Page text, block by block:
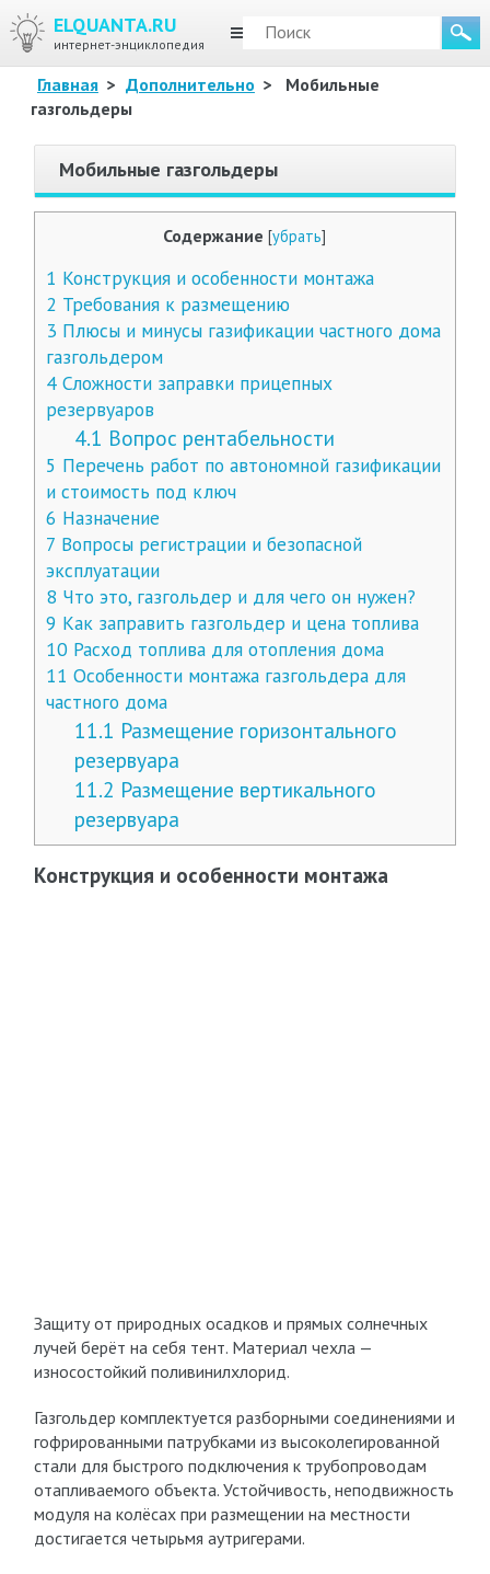
ELQUANTA.RU
интернет-энциклопедия
МЕНЮ
Главная > Дополнительно >
Мобильные
газгольдеры
Мобильные газгольдеры
Содержание [убрать]
1 Конструкция и особенности монтажа
2 Требования к размещению
3 Плюсы и минусы газификации частного дома
газгольдером
4Сложности заправки прицепных
резервуаров
4.1 Вопрос рентабельности
5 Перечень работ по автономной газификации
и стоимость под ключ
6 Назначение
7 Вопросы регистрации и безопасной
эксплуатации
8 Что это, газгольдер и для чего он нужен?
9 Как заправить газгольдер и цена топлива
10Расход топлива для отопления дома
11 Особенности монтажа газгольдера для
частного дома
11.1 Размещение горизонтального
резервуара
11.2 Размещение вертикального
резервуара
Конструкция и особенности монтажа
Защиту от природных осадков и прямых солнечных
лучей берёт на себя тент. Материал чехла —
износостойкий поливинилхлорид.
Газгольдер комплектуется разборными соединениями и
гофрированными патрубками из высоколегированной
стали для быстрого подключения к трубопроводам
отапливаемого объекта. Устойчивость, неподвижность
модуля на колёсах при размещении на местности
достигается четырьмя аутригерами.